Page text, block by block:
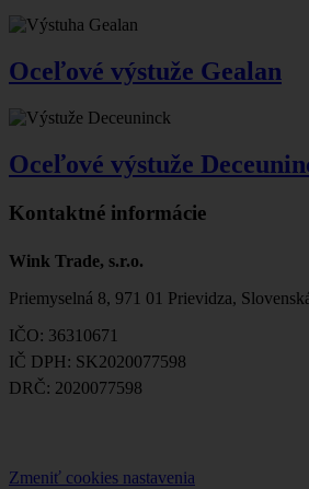
Oceľové výstuže Gealan
Oceľové výstuže
Kontaktné informácie
Wink Trade, s.r.o.
Priemyselná 8, 971 01 Prievidza,
IČO: 36310671
IČ DPH: SK2020077598
DRČ: 2020077598
Zmeniť cookies nastavenia